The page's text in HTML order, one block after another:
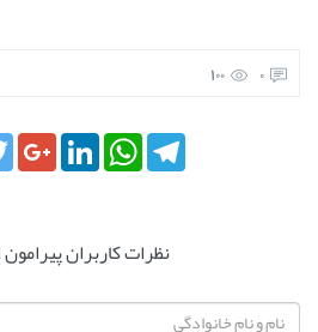
0
100
Google+LinkedIn
WhatsAppTelegram
نظرات کاربران